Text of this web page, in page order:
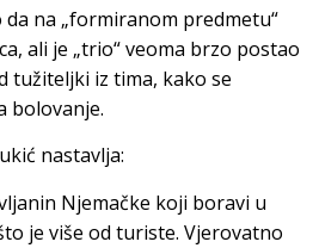
na „formiranom predmetu“
ali je „trio“ veoma brzo postao
tužiteljki iz tima, kako se
bolovanje.
nastavlja:
Njemačke koji boravi u
je više od turiste. Vjerovatno